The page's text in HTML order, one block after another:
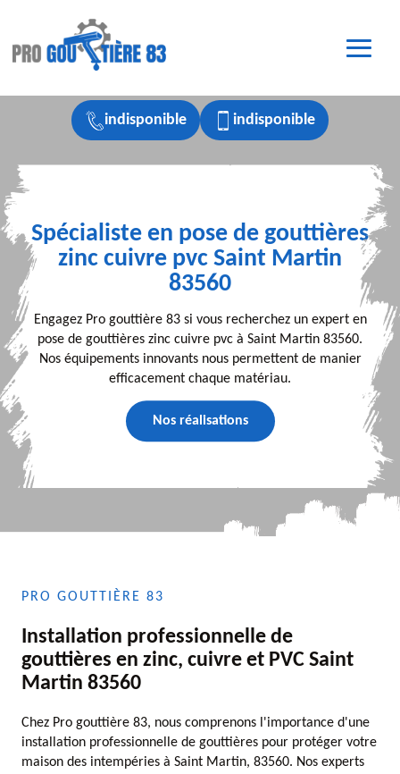
indisponible indisponible
Spécialiste en pose de gouttières
zinc cuivre pvc Saint Martin
83560
Engagez Pro gouttière 83 si vous recherchez un expert en
pose de gouttières zinc cuivre pvc à Saint Martin 83560.
Nos équipements innovants nous permettent de manier
efficacement chaque matériau.
Nos réalisations
PRO GOUTTIÈRE 83
Installation professionnelle de
gouttières en zinc, cuivre et PVC Saint
Martin 83560
Chez Pro gouttière 83, nous comprenons l'importance d'une
installation professionnelle de gouttières pour protéger votre
maison des intempéries à Saint Martin, 83560. Nos experts